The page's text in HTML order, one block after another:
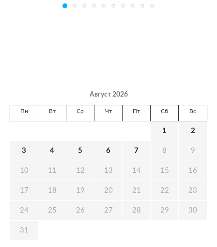
Август 2026
Пн Вт Ср Чт Пт Сб Вс
1 2
3 4 5 6 7 8 9
10 11 12 13 14 15 16
17 18 19 20 21 22 23
24 25 26 27 28 29 30
31